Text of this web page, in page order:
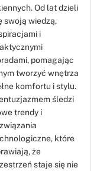
Od lat dzieli
swoją wiedzą,
i
pomagając
tworzyć wnętrza
komfortu i stylu.
śledzi
trendy i
które
że
staje się nie